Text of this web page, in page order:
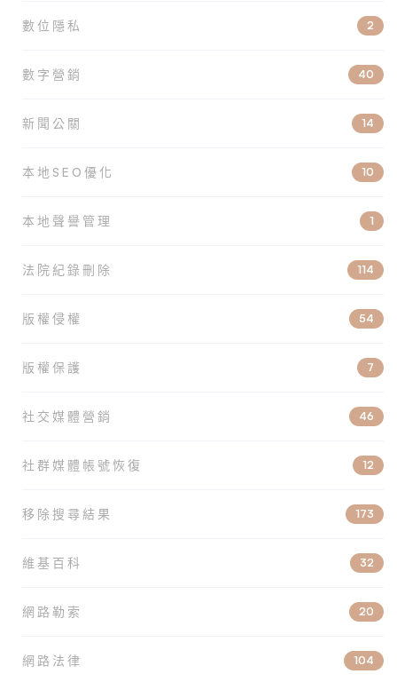
數位隱私 2
數字營銷 40
新聞公關 14
本地SEO優化 10
本地聲譽管理 1
法院紀錄刪除 114
版權侵權 54
版權保護 7
社交媒體營銷 46
社群媒體帳號恢復 12
移除搜尋結果 173
維基百科 32
網路勒索 20
網路法律 104